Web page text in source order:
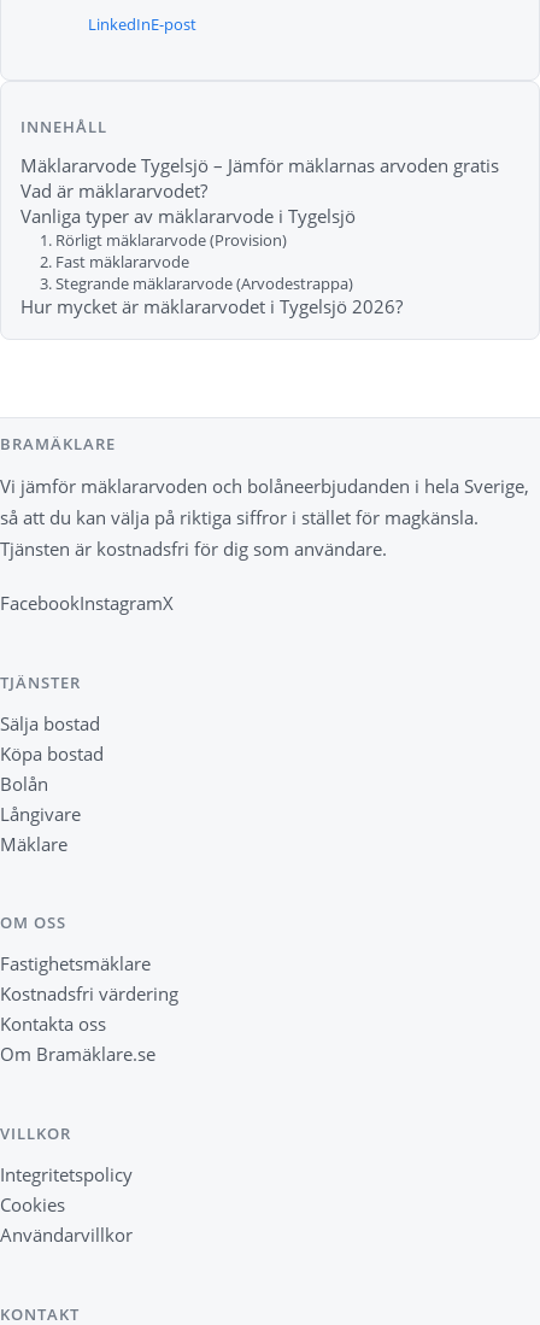
LinkedInE-post
INNEHÅLL
Mäklararvode Tygelsjö – Jämför mäklarnas arvoden gratis
Vad är mäklararvodet?
Vanliga typer av mäklararvode i Tygelsjö
1. Rörligt mäklararvode (Provision)
2. Fast mäklararvode
3. Stegrande mäklararvode (Arvodestrappa)
Hur mycket är mäklararvodet i Tygelsjö 2026?
BRAMÄKLARE
Vi jämför mäklararvoden och bolåneerbjudanden i hela Sverige,
så att du kan välja på riktiga siffror i stället för magkänsla.
Tjänsten är kostnadsfri för dig som användare.
FacebookInstagramX
TJÄNSTER
Sälja bostad
Köpa bostad
Bolån
Långivare
Mäklare
OM OSS
Fastighetsmäklare
Kostnadsfri värdering
Kontakta oss
Om Bramäklare.se
VILLKOR
Integritetspolicy
Cookies
Användarvillkor
KONTAKT